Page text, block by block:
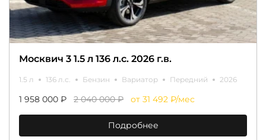
Москвич 3 1.5 л 136 л.с. 2026 г.в.
1.5 л 136 л.с. Бензин Вариатор Передний 2026
1 958 000 ₽ 2 040 000 ₽ от 31 492 ₽/мес
Подробнее